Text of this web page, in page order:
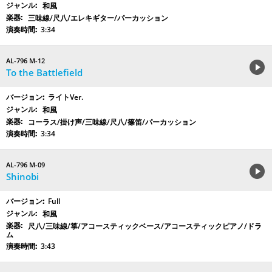
和風
三味線/尺八/エレキギター/パーカッション
3:34
AL-796 M-12
To the Battlefield
ライトVer.
和風
コーラス/掛け声/三味線/尺八/篠笛/パーカッション
3:34
AL-796 M-09
Shinobi
Full
和風
尺八/三味線/箏/アコースティックベース/アコースティックピアノ/ドラ
ム
3:43